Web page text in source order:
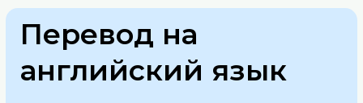
Перевод на
английский язык